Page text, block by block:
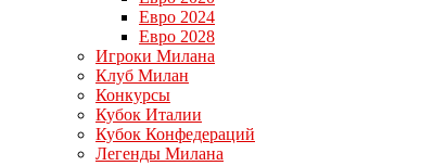
Евро 2024
Евро 2028
Игроки Милана
Клуб Милан
Конкурсы
Кубок Италии
Кубок Конфедераций
Легенды Милана